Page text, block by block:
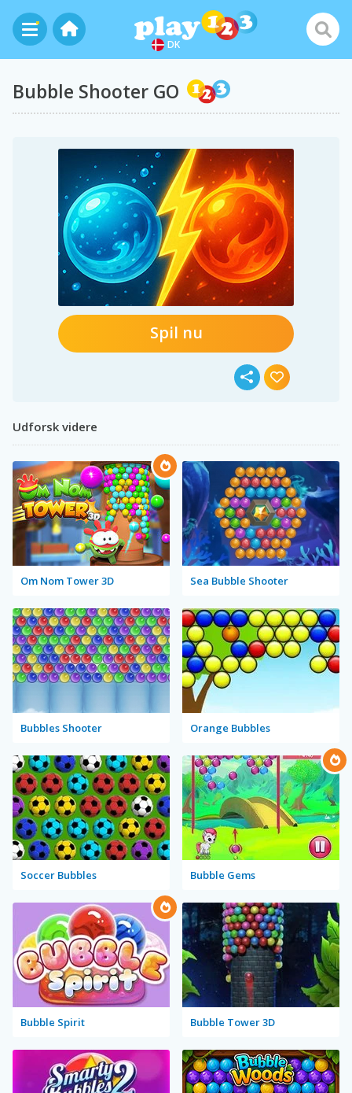
DK
Bubble Shooter GO
Spil nu
Udforsk videre
Om Nom Tower 3D Sea Bubble Shooter
Bubbles Shooter Orange Bubbles
Soccer Bubbles Bubble Gems
Bubble Spirit Bubble Tower 3D